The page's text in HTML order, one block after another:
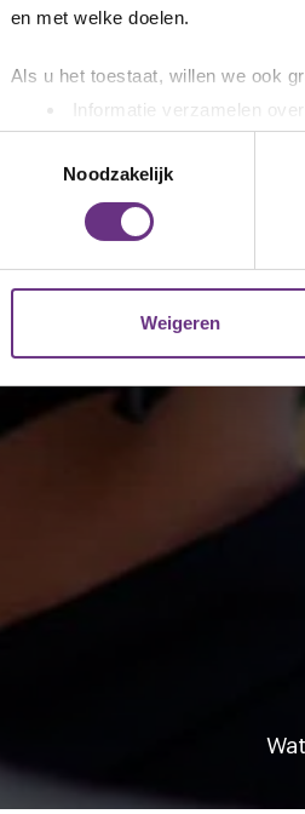
en met welke doelen.
Als u het toestaat, willen we ook
Informatie verzamelen
Uw apparaat identificeren
Lees meer over hoe uw
toestemming op elk moment
websiteverkeer te analyseren.
media, adverteren en analyse.
U kunt uw toestemming op elk
cookie-instellingenicoontje
Noodzakelijk
Weigeren